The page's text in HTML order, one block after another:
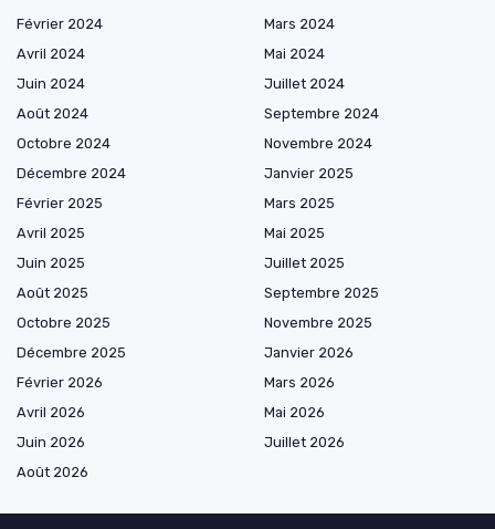
Février 2024
Mars 2024
Avril 2024
Mai 2024
Juin 2024
Juillet 2024
Août 2024
Septembre 2024
Octobre 2024
Novembre 2024
Décembre 2024
Janvier 2025
Février 2025
Mars 2025
Avril 2025
Mai 2025
Juin 2025
Juillet 2025
Août 2025
Septembre 2025
Octobre 2025
Novembre 2025
Décembre 2025
Janvier 2026
Février 2026
Mars 2026
Avril 2026
Mai 2026
Juin 2026
Juillet 2026
Août 2026